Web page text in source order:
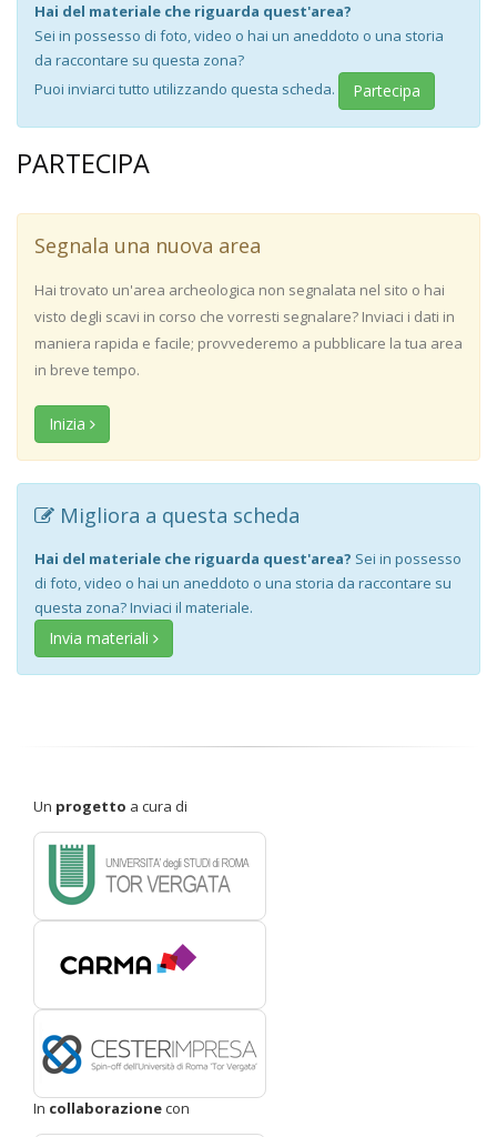
Hai del materiale che riguarda quest'area?
Sei in possesso di foto, video o hai un aneddoto o una storia
da raccontare su questa zona?
Puoi inviarci tutto utilizzando questa scheda.
Partecipa
PARTECIPA
Segnala una nuova area
Hai trovato un'area archeologica non segnalata nel sito o hai
visto degli scavi in corso che vorresti segnalare? Inviaci i dati in
maniera rapida e facile; provvederemo a pubblicare la tua area
in breve tempo.
Inizia
Migliora a questa scheda
Hai del materiale che riguarda quest'area? Sei in possesso
di foto, video o hai un aneddoto o una storia da raccontare su
questa zona? Inviaci il materiale.
Invia materiali
Un progetto a cura di
In collaborazionecon